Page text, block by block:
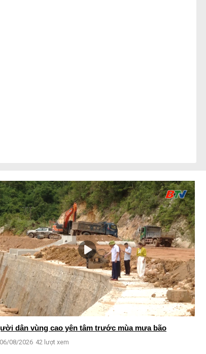
dân vùng cao yên tâm trước mùa mưa bão
08/2026 42 lượt xem